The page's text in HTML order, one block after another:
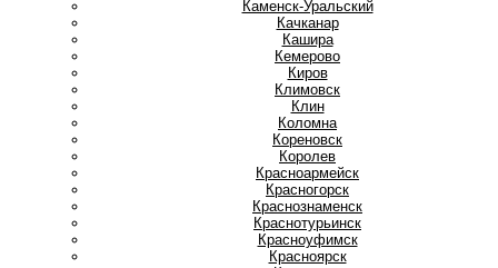
Каменск-Уральский
Качканар
Кашира
Кемерово
Киров
Климовск
Клин
Коломна
Кореновск
Королев
Красноармейск
Красногорск
Краснознаменск
Краснотурьинск
Красноуфимск
Красноярск